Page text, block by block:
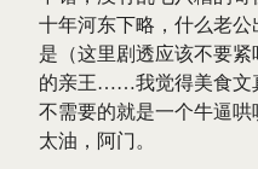
十年河东下略，什么老
是（这里剧透应该不要
的亲王……我觉得美食文
不需要的就是一个牛逼
太油，阿门。